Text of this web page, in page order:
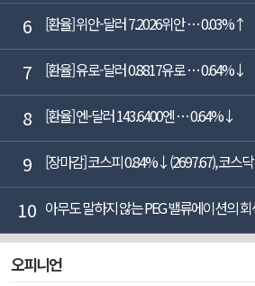
6 [환율] 위안-달러 7.2026위안 … 0.03%↑
7 [환율] 유로-달러 0.8817유로 … 0.64%↓
8 [환율] 엔-달러 143.6400엔 … 0.64%↓
9 [장마감] 코스피 0.84%↓(2697.67), 코스
10 아무도 말하지 않는 PEG 밸류에이션의
오피니언